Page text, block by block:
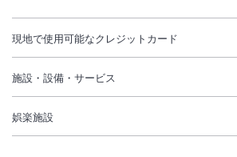
現地で使用可能なクレジットカード
施設・設備・サービス
娯楽施設